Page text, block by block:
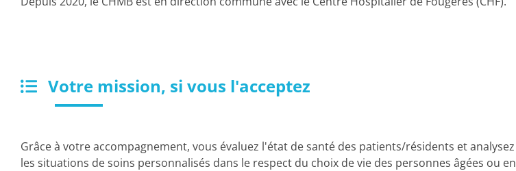
Votre mission, si vous l'acceptez
Grâce à votre accompagnement, vous évaluez l'état de santé des patients/résidents et analysez
les situations de soins personnalisés dans le respect du choix de vie des personnes âgées ou en